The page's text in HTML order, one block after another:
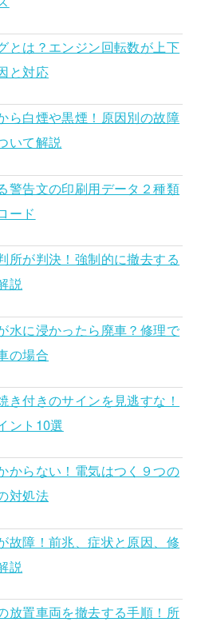
とは？エンジン回転数が上下
と対応
ら白煙や黒煙！原因別の故障
いて解説
警告文の印刷用データ２種類
ード
所が判決！強制的に撤去する
説
水に浸かったら廃車？修理で
の場合
き付きのサインを見逃すな！
ント10選
からない！電気はつく９つの
対処法
故障！前兆、症状と原因、修
説
放置車両を撤去する手順！所